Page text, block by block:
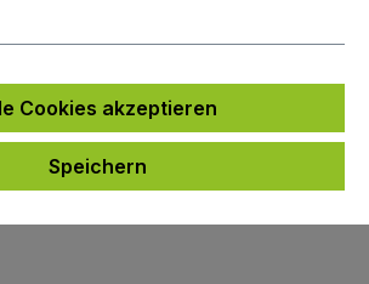
Cookies akzeptieren
Speichern